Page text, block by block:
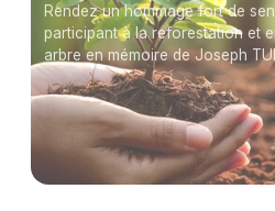
Rendez un hommage fort de
participant à la reforestation et
arbre en mémoire de Joseph